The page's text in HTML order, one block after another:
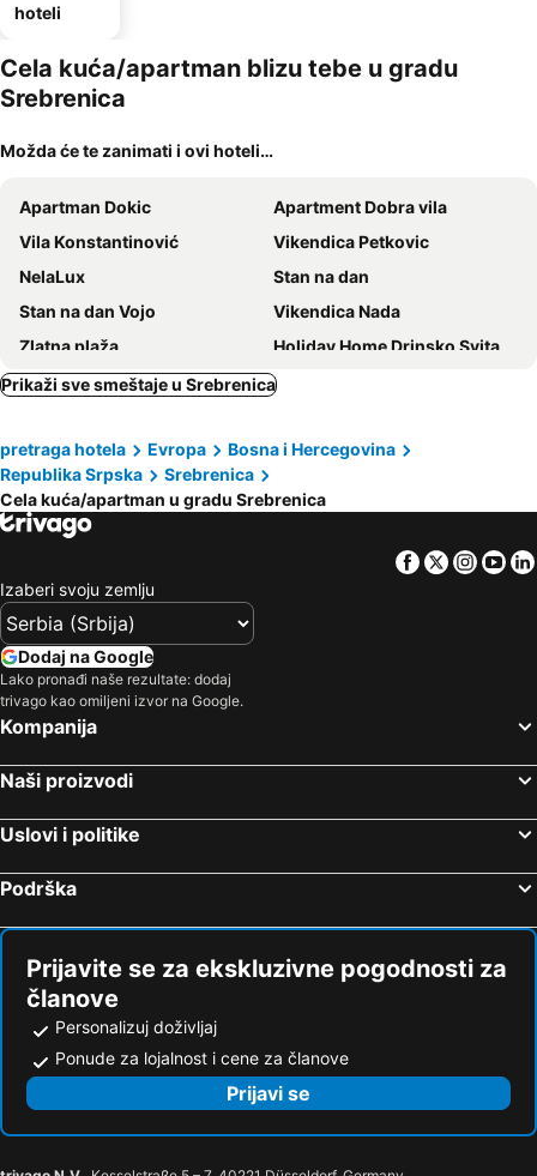
hoteli
Cela kuća/apartman blizu tebe u gradu
Srebrenica
Možda će te zanimati i ovi hoteli…
Apartman Dokic
Apartment Dobra vila
Vila Konstantinović
Vikendica Petkovic
NelaLux
Stan na dan
Stan na dan Vojo
Vikendica Nada
Zlatna plaža
Holiday Home Drinsko Svitanje
Splav Horizont
Tara Lux Apartmani
Kuca Perucac
Etno Kutak Purtić
Prikaži sve smeštaje u Srebrenica
pretraga hotela Evropa
Bosna i Hercegovina
Republika Srpska
Srebrenica
Cela kuća/apartman u gradu Srebrenica
Facebook
Twitter
Izaberi svoju zemlju
Dodaj na Google
Lako pronađi naše rezultate: dodaj
trivago kao omiljeni izvor na Google.
Kompanija
Naši proizvodi
Uslovi i politike
Podrška
Prijavite se za ekskluzivne pogodnosti za
članove
Personalizuj doživljaj
Ponude za lojalnost i cene za članove
Prijavi se